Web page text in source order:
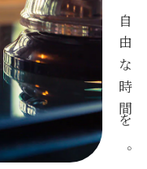
自由な時間を。